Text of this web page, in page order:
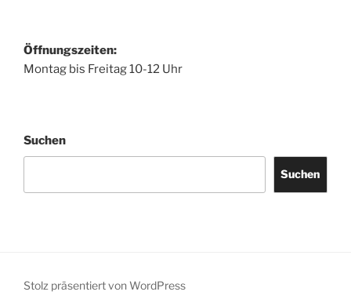
Öffnungszeiten:
Montag bis Freitag 10-12 Uhr
Suchen
Suchen
Stolz präsentiert von WordPress